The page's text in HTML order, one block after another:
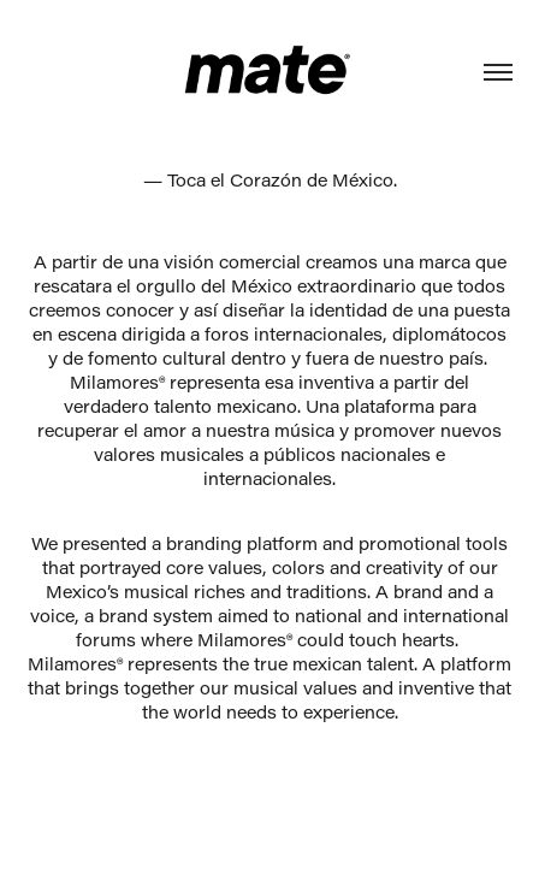
— Toca el Corazón de México.
A partir de una visión comercial creamos una marca que
rescatara el orgullo del México extraordinario que todos
creemos conocer y así diseñar la identidad de una puesta
en escena dirigida a foros internacionales, diplomátocos
y de fomento cultural dentro y fuera de nuestro país.
Milamores® representa esa inventiva a partir del
verdadero talento mexicano. Una plataforma para
recuperar el amor a nuestra música y promover nuevos
valores musicales a públicos nacionales e
internacionales.
We presented a branding platform and promotional tools
that portrayed core values, colors and creativity of our
Mexico’s musical riches and traditions. A brand and a
voice, a brand system aimed to national and international
forums where Milamores® could touch hearts.
Milamores® represents the true mexican talent. A platform
that brings together our musical values and inventive that
the world needs to experience.